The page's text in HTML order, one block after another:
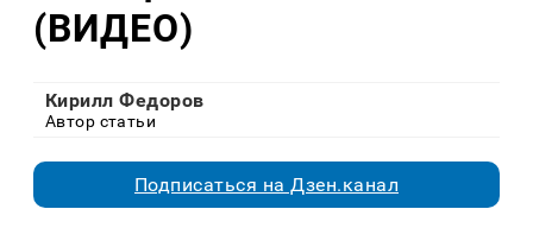
(ВИДЕО)
Кирилл Федоров
Автор статьи
Подписаться на Дзен.канал